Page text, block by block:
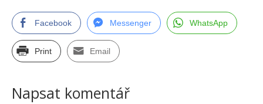
Facebook Messenger WhatsApp
Print Email
Napsat komentář